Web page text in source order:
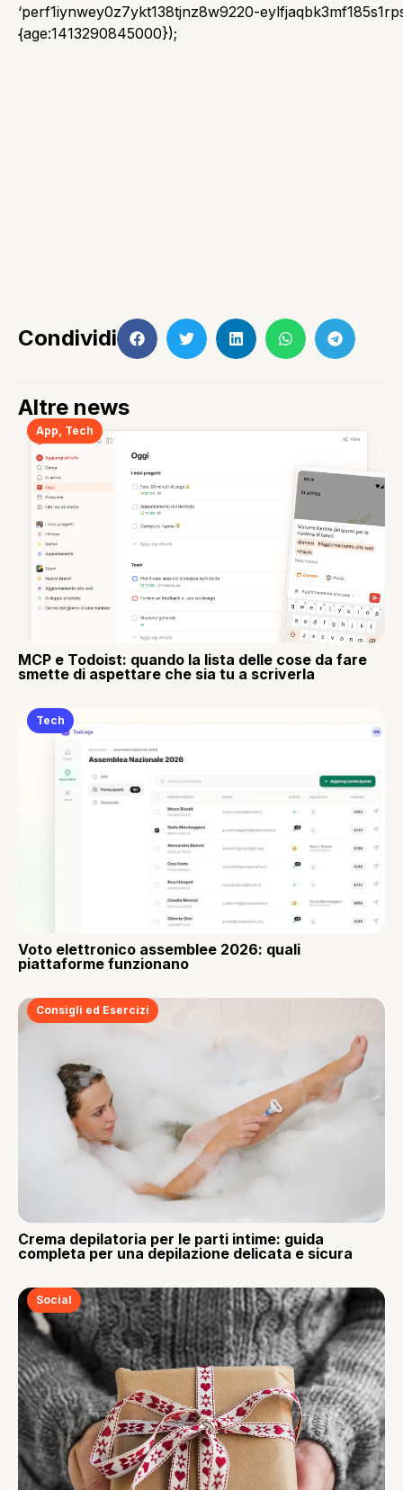
‘perf1iynwey0z7ykt138tjnz8w9220-
{age:1413290845000});
Condividi
Altre news
App Tech
MCP e Todoist: quando la lista delle cose da fare
smette di aspettare che sia tu a scriverla
Tech
Voto elettronico assemblee 2026: quali
piattaforme funzionano
Consigli ed Esercizi
Crema depilatoria per le parti intime: guida
completa per una depilazione delicata e sicura
Social